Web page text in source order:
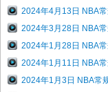
2024年4月13日 NBA
2024年3月28日 NBA
2024年1月28日 NBA
2024年1月11日 NBA
2024年1月3日 NBA常